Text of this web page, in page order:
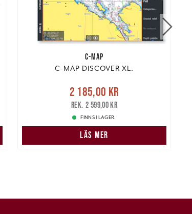
C-MAP
C-MAP DISCOVER XL.
Nuvarande pris
2 185,00 krTidigare pris
2 599,00 kr
2 185,00 kr
2 599,00 kr
FINNS I LAGER.
LÄS MER